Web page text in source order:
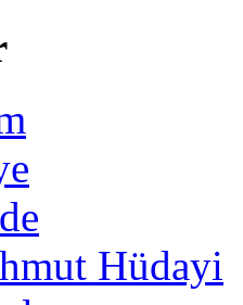
Hüdayi